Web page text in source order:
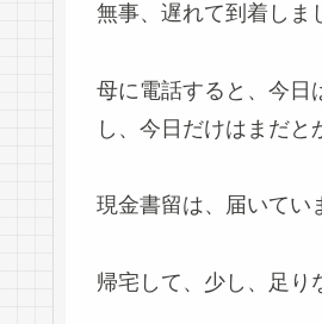
無事、遅れて到着しま
母に電話すると、今日
し、今日だけはまだと
現金書留は、届いてい
帰宅して、少し、足り